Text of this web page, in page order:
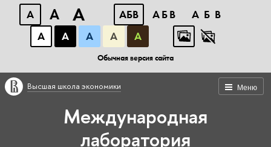
A A A АБВ АБВ
АБВ
А
А А А А
Обычная версия сайта
Меню
Высшая школа экономики
Международная
лаборатория